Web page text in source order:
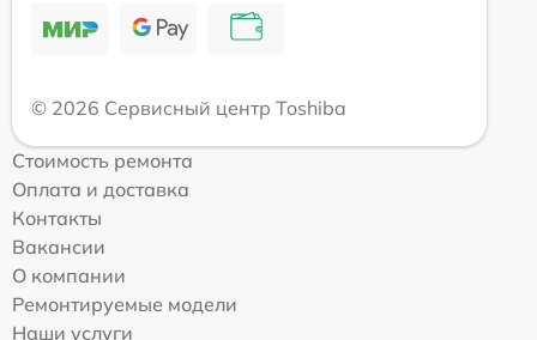
© 2026 Сервисный центр Toshiba
Стоимость ремонта
Оплата и доставка
Контакты
Вакансии
О компании
Ремонтируемые модели
Наши услуги